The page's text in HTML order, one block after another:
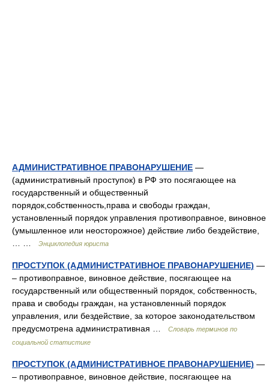
АДМИНИСТРАТИВНОЕ ПРАВОНАРУШЕНИЕ —
(административный проступок) в РФ это посягающее на
государственный и общественный
порядок,собственность,права и свободы граждан,
установленный порядок управления противоправное, виновное
(умышленное или неосторожное) действие либо бездействие,
Энциклопедия юриста
ПРОСТУПОК (АДМИНИСТРАТИВНОЕ ПРАВОНАРУШЕНИЕ) —
– противоправное, виновное действие, посягающее на
государственный или общественный порядок, собственность,
права и свободы граждан, на установленный порядок
управления, или бездействие, за которое законодательством
предусмотрена административная …
Словарь терминов по
социальной статистике
ПРОСТУПОК (АДМИНИСТРАТИВНОЕ ПРАВОНАРУШЕНИЕ) —
– противоправное, виновное действие, посягающее на